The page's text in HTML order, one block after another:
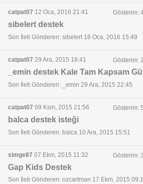
catpat07 12 Oca, 2016 21:41 Gösterim:
sibelert destek
Son İleti Gönderen: sibelert 16 Oca, 2016 15:49
catpat07 29 Ara, 2015 18:41 Gösterim:
_emin destek Kale Tam Kapsam
Son İleti Gönderen: _emin 29 Ara, 2015 22:45
catpat07 09 Ksm, 2015 21:56 Gösterim:
balca destek isteği
Son İleti Gönderen: balca 10 Ara, 2015 15:51
simge87 07 Ekm, 2015 11:32 Gösterim:
Gap Kids Destek
Son İleti Gönderen: ozcartman 17 Ekm, 2015